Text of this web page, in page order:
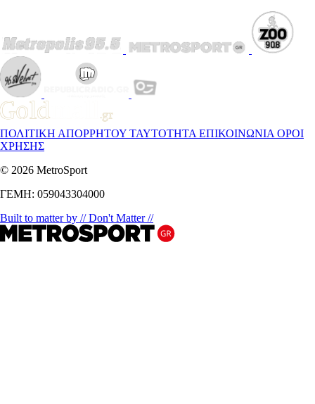
ΠΟΛΙΤΙΚΗ ΑΠΟΡΡΗΤΟΥ ΤΑΥΤΟΤΗΤΑ ΕΠΙΚΟΙΝΩΝΙΑ ΟΡΟΙ
ΧΡΗΣΗΣ
© 2026 MetroSport
ΓΕΜΗ: 059043304000
Built to matter by // Don't Matter //